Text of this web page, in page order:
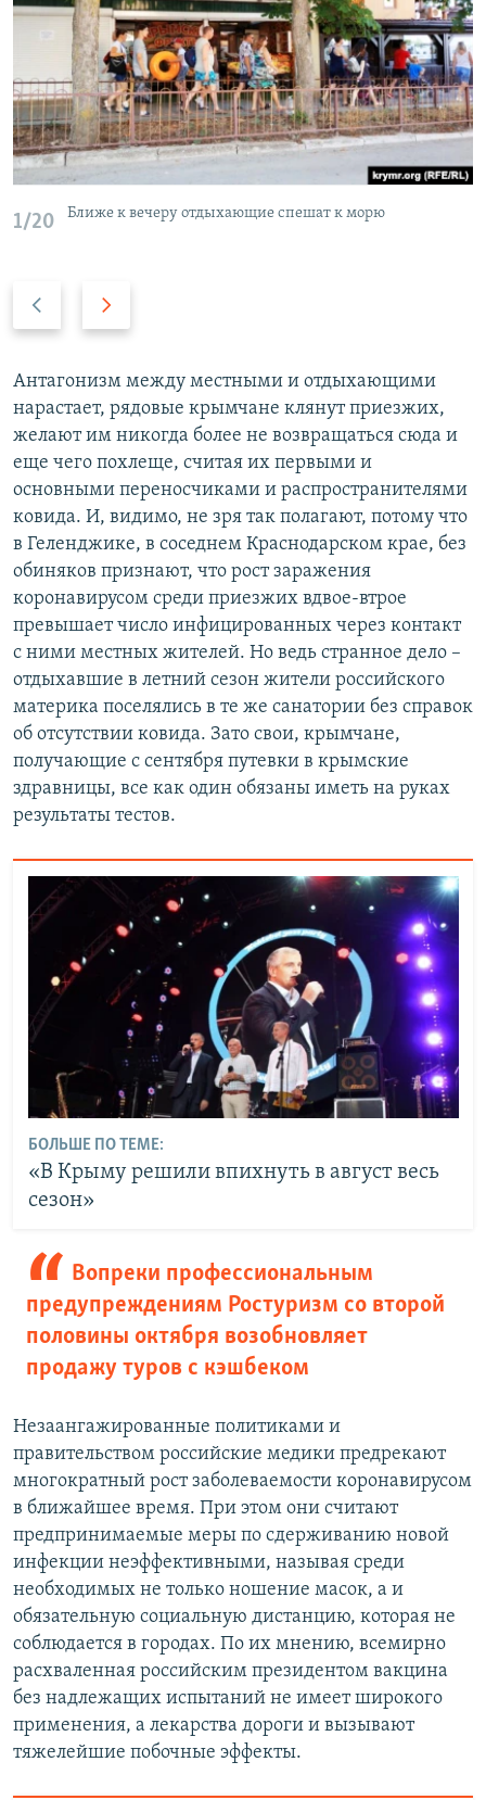
1/20 Ближе к вечеру отдыхающие спешат к морю
д
ы
д
у
щ
и
й
с
л
а
й
д
д
у
ю
щ
и
й
с
л
а
й
д
Антагонизм между местными и отдыхающими
нарастает, рядовые крымчане клянут приезжих,
желают им никогда более не возвращаться сюда и
еще чего похлеще, считая их первыми и
основными переносчиками и распространителями
ковида. И, видимо, не зря так полагают, потому что
в Геленджике, в соседнем Краснодарском крае, без
обиняков признают, что рост заражения
коронавирусом среди приезжих вдвое-втрое
превышает число инфицированных через контакт
с ними местных жителей. Но ведь странное дело –
отдыхавшие в летний сезон жители российского
материка поселялись в те же санатории без справок
об отсутствии ковида. Зато свои, крымчане,
получающие с сентября путевки в крымские
здравницы, все как один обязаны иметь на руках
результаты тестов.
БОЛЬШЕ ПО ТЕМЕ:
«В Крыму решили впихнуть в август весь
сезон»
Вопреки профессиональным
предупреждениям Ростуризм со второй
половины октября возобновляет
продажу туров с кэшбеком
Незаангажированные политиками и
правительством российские медики предрекают
многократный рост заболеваемости коронавирусом
в ближайшее время. При этом они считают
предпринимаемые меры по сдерживанию новой
инфекции неэффективными, называя среди
необходимых не только ношение масок, а и
обязательную социальную дистанцию, которая не
соблюдается в городах. По их мнению, всемирно
расхваленная российским президентом вакцина
без надлежащих испытаний не имеет широкого
применения, а лекарства дороги и вызывают
тяжелейшие побочные эффекты.